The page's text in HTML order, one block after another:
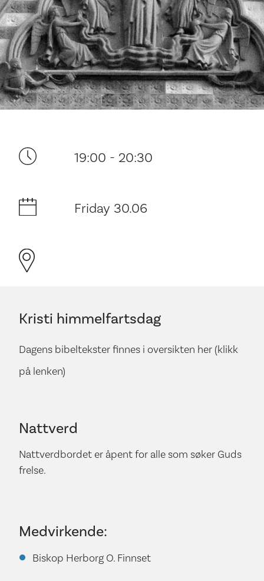
Your visit
The music in the Cathedral
History and architecture
19:00 - 20:30
Friday 30.06
Kristi himmelfartsdag
Dagens bibeltekster finnes i oversikten her (klikk
på lenken)
Nattverd
Nattverdbordet er åpent for alle som søker Guds
frelse.
Medvirkende:
Biskop Herborg O. Finnset